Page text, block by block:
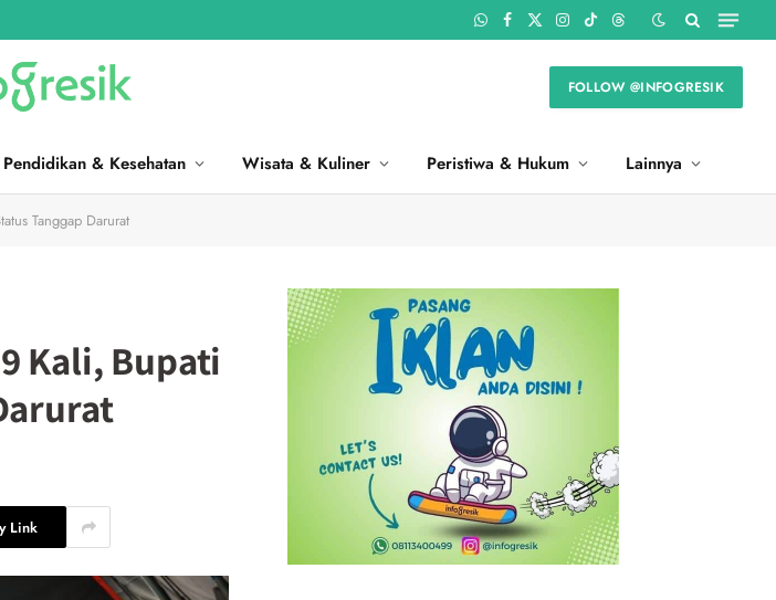
WhatsApp
Facebook
X
Instagram
TikTokThreads
FOLLOW @INFOGRESIK
Pendidikan & Kesehatan Wisata & Kuliner Peristiwa & Hukum Lainnya
Tanggap Darurat
Kali, Bupati
Link